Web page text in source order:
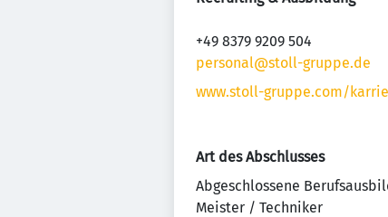
+49 8379 9209 504
personal@stoll-gruppe.de
www.stoll-gruppe.com/
Art des Abschlusses
Abgeschlossene
Meister / Techniker